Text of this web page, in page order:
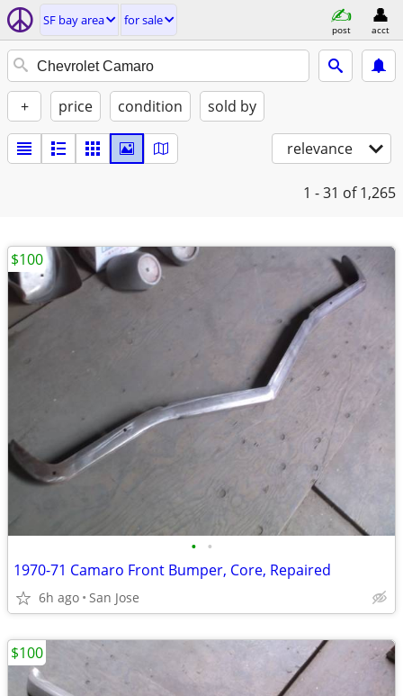
SF bay area for sale
post acct
+ price condition sold by
relevance
1 - 31 of 1,265
• •
1970-71 Camaro Front Bumper, Core, Repaired
6h ago San Jose
$100
$100